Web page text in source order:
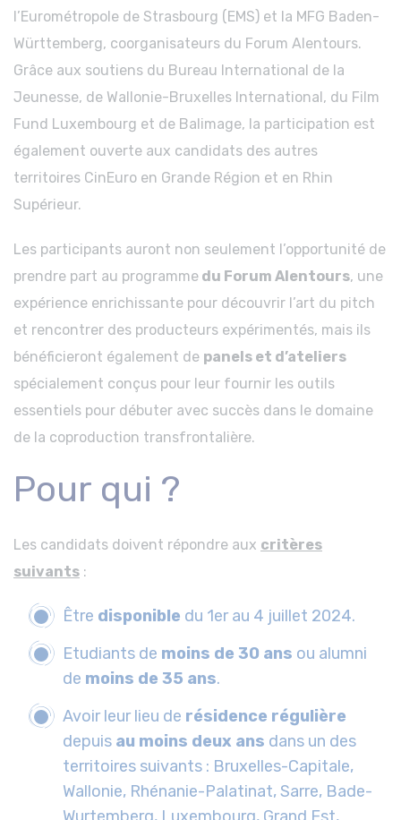
l’Eurométropole de Strasbourg (EMS) et la MFG Baden-
Württemberg, coorganisateurs du Forum Alentours.
Grâce aux soutiens du Bureau International de la
Jeunesse, de Wallonie-Bruxelles International, du Film
Fund Luxembourg et de Balimage, la participation est
également ouverte aux candidats des autres
territoires CinEuro en Grande Région et en Rhin
Supérieur.
Les participants auront non seulement l’opportunité de
prendre part au programme du Forum Alentours, une
expérience enrichissante pour découvrir l’art du pitch
et rencontrer des producteurs expérimentés, mais ils
bénéficieront également de panels et d’ateliers
spécialement conçus pour leur fournir les outils
essentiels pour débuter avec succès dans le domaine
de la coproduction transfrontalière.
Pour qui ?
Les candidats doivent répondre aux critères
suivants :
Être disponible du 1er au 4 juillet 2024.
Etudiants de moins de 30 ans ou alumni
de moins de 35 ans.
Avoir leur lieu de résidence régulière
depuis au moins deux ans dans un des
territoires suivants : Bruxelles-Capitale,
Wallonie, Rhénanie-Palatinat, Sarre, Bade-